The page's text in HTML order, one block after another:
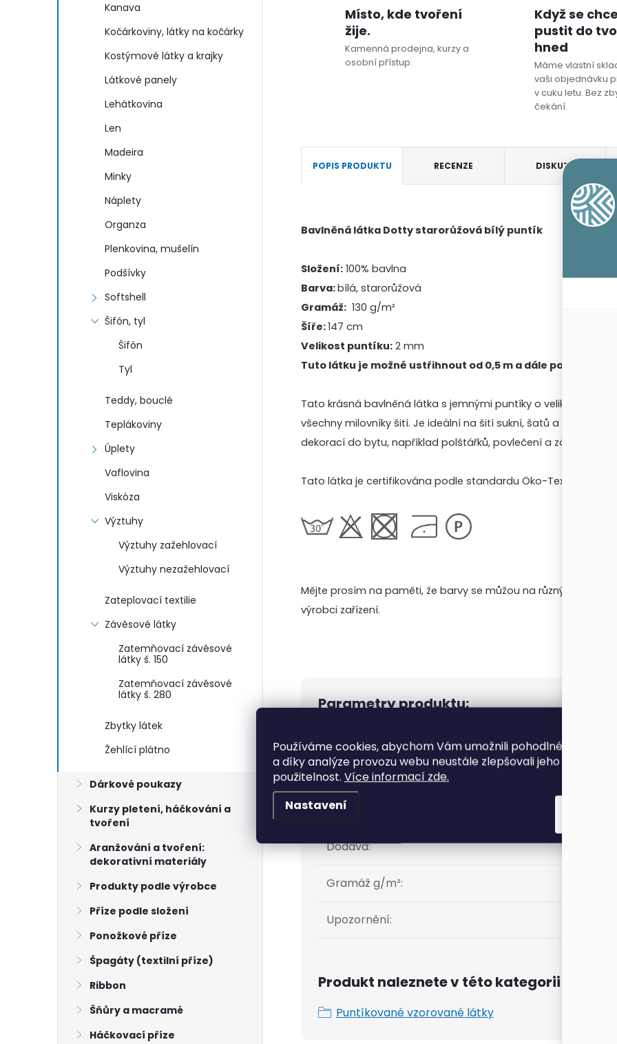
Používáme cookies, abychom Vám umožnili pohodlné prohlížení
a díky analýze provozu webu neustále zlepšovali jeho funkce,
použitelnost. Více informací zde.
Nastavení
Kanava
Kočárkoviny, látky na kočárky
Kostýmové látky a krajky
Látkové panely
Lehátkovina
Len
Madeira
Minky
Náplety
Organza
Plenkovina, mušelín
Podšívky
Softshell
Šifón, tyl
Šifón
Tyl
Teddy, bouclé
Teplákoviny
Úplety
Vaflovina
Viskóza
Výztuhy
Výztuhy zažehlovací
Výztuhy nezažehlovací
Zateplovací textilie
Závěsové látky
Zatemňovací závěsové
látky š. 150
Zatemňovací závěsové
látky š. 280
Zbytky látek
Žehlící plátno
Dárkové poukazy
Kurzy pletení, háčkování a
tvoření
Aranžování a tvoření:
dekorativní materiály
Produkty podle výrobce
Příze podle složení
Ponožkové příze
Špagáty (textilní příze)
Ribbon
Šňůry a macramé
Háčkovací příze
Místo, kde tvoření
žije.
Kamenná prodejna, kurzy a
osobní přístup.
Když se
pustit do
hned
Máme vlastní
vaši objednávku
v cuku letu. Bez
čekání.
POPIS PRODUKTU RECENZE DISKUZE
Bavlněná látka Dotty starorůžová bílý puntík
Složení: 100% bavlna
Barva:bílá, starorůžová
Gramáž: 130 g/m²
Šíře:147 cm
Velikost puntíku: 2 mm
Tuto látku je možné ustřihnout od 0,5 m a dále po 10 cm.
Tato krásná bavlněná látka s jemnými puntíky o velikosti 2
všechny milovníky šití. Je ideální na šití sukní, šatů a doplňků
dekorací do bytu, například polštářků, povlečení a závěsů.
Tato látka je certifikována podle standardu Öko-Tex Standard
Mějte prosím na paměti, že barvy se můžou na různých
výrobci zařízení.
Parametry produktu:
? Materiál:
? Šíře
Dodává:
Gramáž g/m²:
Upozornění:
Produkt naleznete v této kategorii
Puntíkované vzorované látky